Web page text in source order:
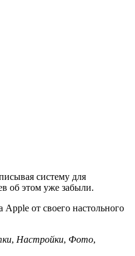
систему для
об этом уже забыли.
от своего настольного
, Настройки, Фото,